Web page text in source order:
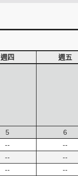
週四 週五
5
--
--
--
6
--
--
--